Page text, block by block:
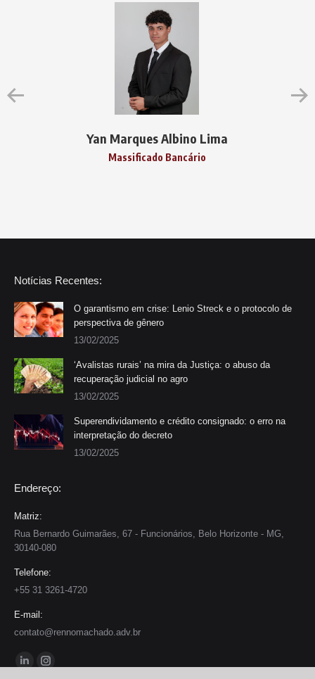
Yan Marques Albino Lima
Massificado Bancário
Notícias Recentes:
O garantismo em crise: Lenio Streck e o protocolo de
perspectiva de gênero
13/02/2025
‘Avalistas rurais’ na mira da Justiça: o abuso da
recuperação judicial no agro
13/02/2025
Superendividamento e crédito consignado: o erro na
interpretação do decreto
13/02/2025
Endereço:
Matriz:
Rua Bernardo Guimarães, 67 - Funcionários, Belo Horizonte - MG,
30140-080
Telefone:
+55 31 3261-4720
E-mail:
contato@rennomachado.adv.br
Encontre-nos em:
LinkedinInstagram